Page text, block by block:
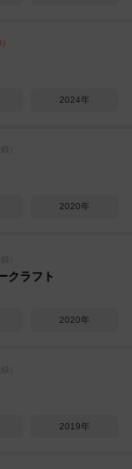
2024年
2020年
クラフト
2020年
2019年